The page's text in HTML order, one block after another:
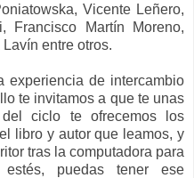
Vicente Leñero,
Francisco Martín Moreno,
entre otros.
experiencia de intercambio
te invitamos a que te unas
ciclo te ofrecemos los
libro y autor que leamos, y
tras la computadora para
puedas tener ese